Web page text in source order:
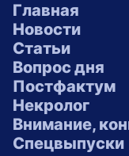
Главная
Новости
Статьи
Вопрос дня
Постфактум
Некролог
Внимание,
Спецвыпуски